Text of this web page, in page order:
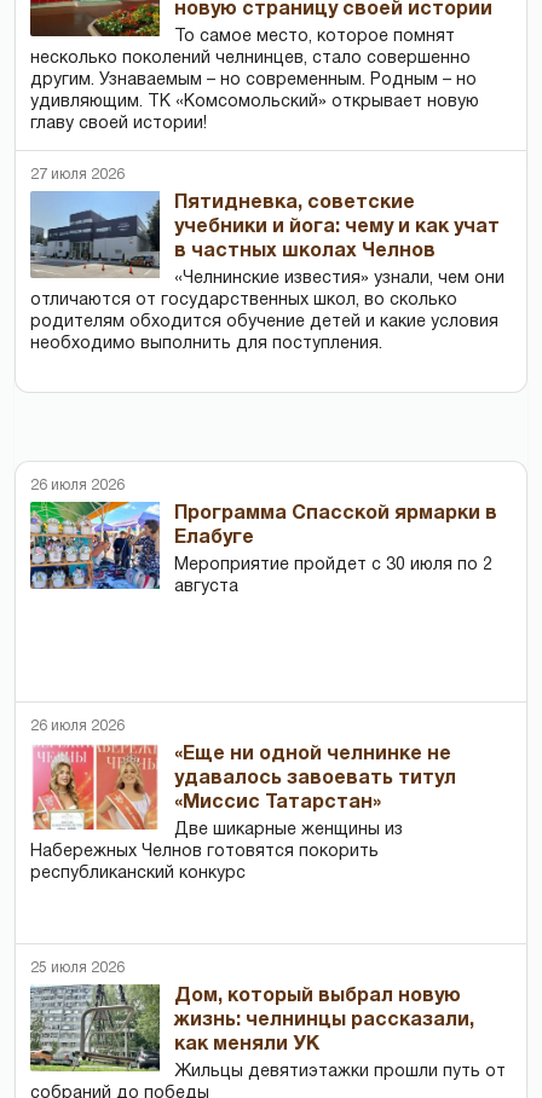
новую страницу своей истории
То самое место, которое помнят
несколько поколений челнинцев, стало совершенно
другим. Узнаваемым – но современным. Родным – но
удивляющим. ТК «Комсомольский» открывает новую
главу своей истории!
27 июля 2026
Пятидневка, советские
учебники и йога: чему и как учат
в частных школах Челнов
«Челнинские известия» узнали, чем они
отличаются от государственных школ, во сколько
родителям обходится обучение детей и какие условия
необходимо выполнить для поступления.
26 июля 2026
Программа Спасской ярмарки в
Елабуге
Мероприятие пройдет с 30 июля по 2
августа
26 июля 2026
«Еще ни одной челнинке не
удавалось завоевать титул
«Миссис Татарстан»
Две шикарные женщины из
Набережных Челнов готовятся покорить
республиканский конкурс
25 июля 2026
Дом, который выбрал новую
жизнь: челнинцы рассказали,
как меняли УК
Жильцы девятиэтажки прошли путь от
собраний до победы